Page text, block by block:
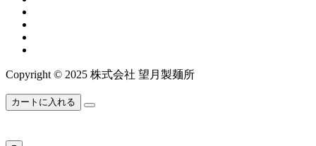
Copyright © 2025 株式会社 望月製麺所
カートに入れる